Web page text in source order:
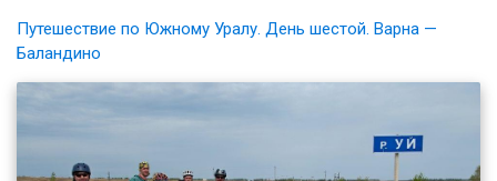
Путешествие по Южному Уралу. День шестой. Варна —
Баландино